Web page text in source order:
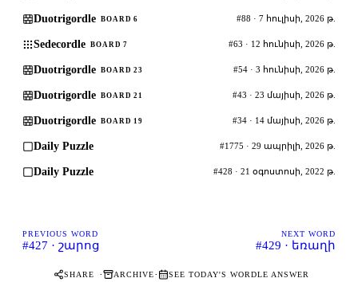
Duotrigordle BOARD 6 #88 · 7 հուլիսի, 2026 թ.
Sedecordle BOARD 7 #63 · 12 հունիսի, 2026 թ.
Duotrigordle BOARD 23 #54 · 3 հունիսի, 2026 թ.
Duotrigordle BOARD 21 #43 · 23 մայիսի, 2026 թ.
Duotrigordle BOARD 19 #34 · 14 մայիսի, 2026 թ.
Daily Puzzle #1775 · 29 ապրիլի, 2026 թ.
Daily Puzzle #428 · 21 օգոստոսի, 2022 թ.
PREVIOUS WORD
#427 · շարոց
NEXT WORD
#429 · եռաղի
SHARE · ARCHIVE· SEE TODAY'S WORDLE ANSWER